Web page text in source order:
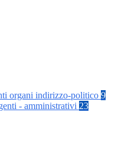
organi indirizzo-politico 9
- amministrativi 23